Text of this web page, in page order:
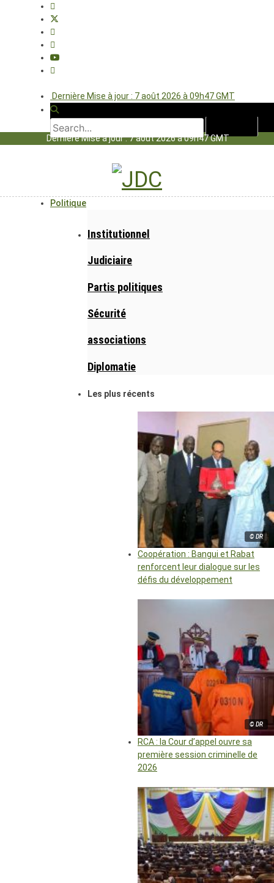
Dernière Mise à jour : 7 août 2026 à 09h47 GMT
Dernière Mise à jour : 7 août 2026 à 09h47 GMT
Politique
Institutionnel
Judiciaire
Partis politiques
Sécurité
associations
Diplomatie
Les plus récents
© DR
Coopération : Bangui et Rabat
renforcent leur dialogue sur les
défis du développement
© DR
RCA : la Cour d’appel ouvre sa
première session criminelle de
2026